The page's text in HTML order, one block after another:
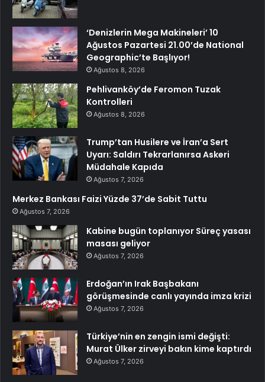
‘Denizlerin Mega Makineleri’ 10
Ağustos Pazartesi 21.00’de National
Geographic’te Başlıyor!
Ağustos 8, 2026
Pehlivanköy’de Feromon Tuzak
Kontrolleri
Ağustos 8, 2026
Trump’tan Husilere ve İran’a Sert
Uyarı: Saldırı Tekrarlanırsa Askeri
Müdahale Kapıda
Ağustos 7, 2026
Merkez Bankası Faizi Yüzde 37’de Sabit Tuttu
Ağustos 7, 2026
Kabine bugün toplanıyor Süreç yasası
masası geliyor
Ağustos 7, 2026
Erdoğan’ın Irak Başbakanı
görüşmesinde canlı yayında imza krizi
Ağustos 7, 2026
Türkiye’nin en zengin ismi değişti:
Murat Ülker zirveyi bakın kime kaptırdı
Ağustos 7, 2026